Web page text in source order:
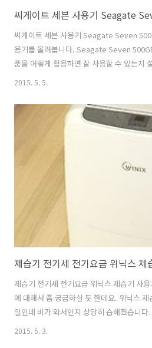
씨게이트 세븐 사용기 Seagate
씨게이트 세븐 사용기 Seagate Seven
용기를 올려봅니다. Seagate Seven
품을 어떻게 활용하면 잘 사용할 수 있는지
드디스크는 규격이 있습니다. 3.5형 2.5형
춘 모델 입니다. 그런데 2.5형 하듣디스크
제품은 이것이 처음은 아닙니다. 이미 데스
있죠. 하지만 이 제품이 특별한것은 USB
는 점 입니다. 씨게이트 세븐 사용을 처음
외장형 하드디스크의 외형이 꼭 분리될 필요
2015. 5. 5.
제습기 전기세 전기요금 위닉스 제
제습기 전기세 전기요금 위닉스 제습기 사
에 대해서 좀 궁금하실 듯 한데요. 위닉스
일인데 비가 와서인지 상당히 습해졌습니
요. 물론 엄청 높은 습도는 아니지만 뭔가 답
2015. 5. 3.